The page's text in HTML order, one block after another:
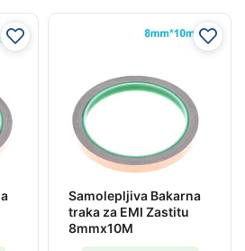
Samolepljiva Bakarna
traka za EMI Zastitu
8mmx10M